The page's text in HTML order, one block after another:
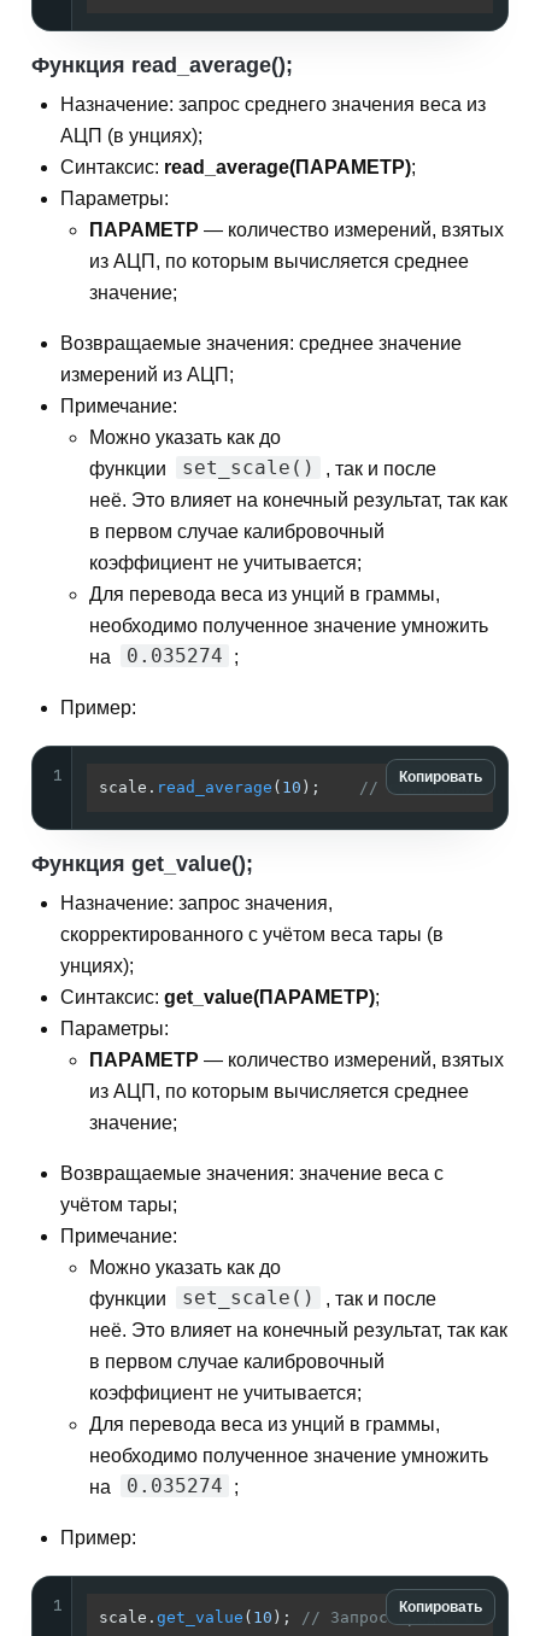
Функция read_average();
Назначение: запрос среднего значения веса из
АЦП (в унциях);
Синтаксис: read_average(ПАРАМЕТР);
Параметры:
ПАРАМЕТР — количество измерений, взятых
из АЦП, по которым вычисляется среднее
значение;
Возвращаемые значения: среднее значение
измерений из АЦП;
Примечание:
Можно указать как до
функции
set_scale()
, так и после
неё. Это влияет на конечный результат, так как
в первом случае калибровочный
коэффициент не учитывается;
Для перевода веса из унций в граммы,
необходимо полученное значение умножить
на
0.035274 ;
Пример:
Копировать
1
scale. read_average ( 10 ); // считывание
Функция get_value();
Назначение: запрос значения,
скорректированного с учётом веса тары (в
унциях);
Синтаксис: get_value(ПАРАМЕТР);
Параметры:
ПАРАМЕТР — количество измерений, взятых
из АЦП, по которым вычисляется среднее
значение;
Возвращаемые значения: значение веса с
учётом тары;
Примечание:
Можно указать как до
функции
set_scale()
, так и после
неё. Это влияет на конечный результат, так как
в первом случае калибровочный
коэффициент не учитывается;
Для перевода веса из унций в граммы,
необходимо полученное значение умножить
на
0.035274 ;
Пример:
Копировать
1
scale. get_value ( 10 ); // Запрос среднего